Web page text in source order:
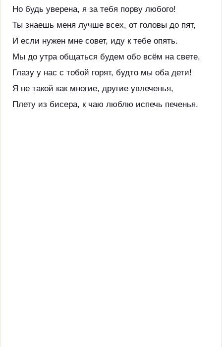
Но будь уверена, я за тебя порву любого!
Ты знаешь меня лучше всех, от головы до пят,
И если нужен мне совет, иду к тебе опять.
Мы до утра общаться будем обо всём на свете,
Глазу у нас с тобой горят, будто мы оба дети!
Я не такой как многие, другие увлеченья,
Плету из бисера, к чаю люблю испечь печенья.